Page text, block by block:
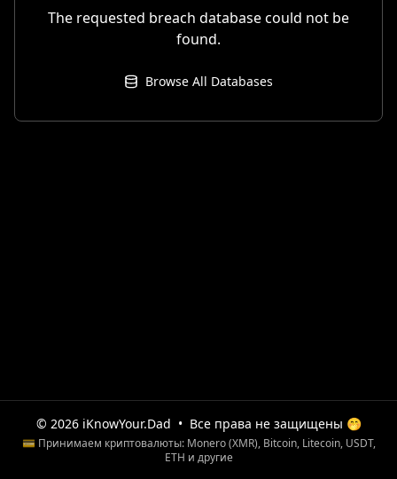
The requested breach database could not be
found.
Browse All Databases
© 2026 iKnowYour.Dad • Все права не защищены 🤭
💳 Принимаем криптовалюты: Monero (XMR), Bitcoin, Litecoin, USDT,
ETH и другие